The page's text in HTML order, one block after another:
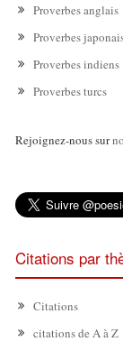
Proverbes anglais
Proverbes
Proverbes indiens
Proverbes turcs
Rejoignez-nous sur
Citations par
Citations
citations de A à Z